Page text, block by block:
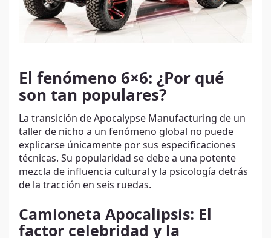
El fenómeno 6×6: ¿Por qué
son tan populares?
La transición de Apocalypse Manufacturing de un
taller de nicho a un fenómeno global no puede
explicarse únicamente por sus especificaciones
técnicas. Su popularidad se debe a una potente
mezcla de influencia cultural y la psicología detrás
de la tracción en seis ruedas.
Camioneta Apocalipsis: El
factor celebridad y la